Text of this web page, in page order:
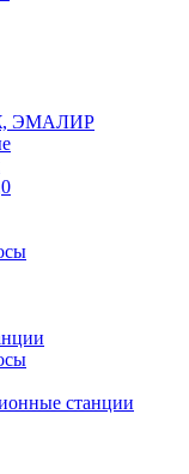
ЭМАЛИР
станции